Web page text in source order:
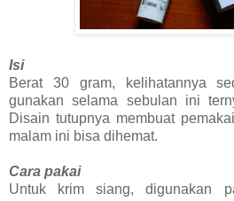
Isi
Berat 30 gram, kelihatannya
gunakan selama sebulan ini
Disain tutupnya membuat
malam ini bisa dihemat.
Cara pakai
Untuk krim siang, digunakan